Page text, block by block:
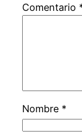
Comentario
Nombre *